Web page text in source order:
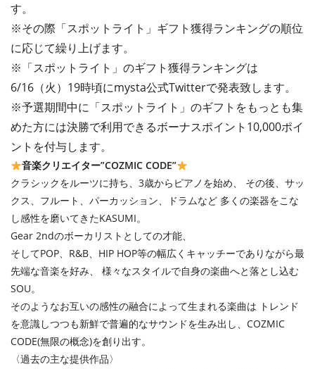
す。
※その際「スポットライト」ギフト獲得ランキングの順位
に応じて繰り上げます。
※「スポットライト」のギフト獲得ランキングは
6/16（火）19時頃にmysta公式Twitterで発表致します。
※予選期間中に「スポットライト」のギフトをもっとも集
めた方には決勝で利用できるボーナスポイント10,000ポイ
ントを付与します。
音楽クリエイター”COZMIC CODE”
クラシックをルーツに持ち、3歳からピアノを始め、 その後、サッ
クス、フルート、パーカッション、ドラムなど 多くの楽器をこな
し感性を磨いてきたKASUMI。
Gear 2ndのボーカリストとしての才能、
そしてPOP、R&B、HIP HOP等の幅広くキャッチーでありながら最
先端な音楽を好み、 様々なスタイルで自身の楽曲へと落とし込む
SOU。
そのようなお互いの感性の融合によって生まれる楽曲は トレンド
を意識しつつも新鮮で普遍的なサウンドを生み出し、COZMIC
CODE(無限の概念)を創り出す。
〈過去の主な提供作品〉